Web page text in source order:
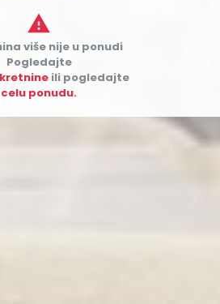

više nije u ponudi
Pogledajte
ili pogledajte
celu ponudu.